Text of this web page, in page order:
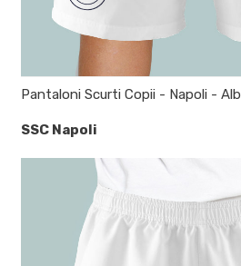
SSC Napoli
Pantaloni Scurti Copii - Napoli - Alb